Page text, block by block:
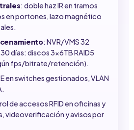
: doble haz IR en tramos
en portones, lazo magnético
: NVR/VMS 32
días: discos 3x6TB RAID5
fps/bitrate/retención).
en switches gestionados, VLAN
de accesos RFID en oficinas y
videoverificación y avisos por